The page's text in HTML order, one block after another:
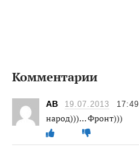
Комментарии
AB 19.07.2013 17:49
народ)))… Фронт)))